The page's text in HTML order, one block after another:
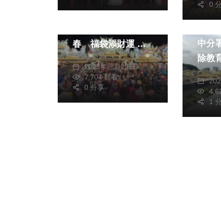
0
春 福袋添財運 元
宵再抽「黃金媽祖」
蘇榮泉
2025年一月29日
7,704 觀看
0 分享
中分
除教
市政
綠鬣
楊
1